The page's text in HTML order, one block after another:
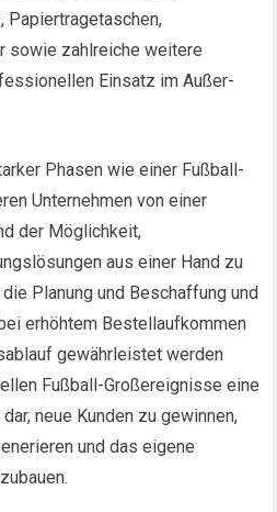
Papiertragetaschen,
sowie zahlreiche weitere
Einsatz im Außer-
Phasen wie einer Fußball-
Unternehmen von einer
der Möglichkeit,
aus einer Hand zu
Planung und Beschaffung und
erhöhtem Bestellaufkommen
gewährleistet werden
Fußball-Großereignisse eine
neue Kunden zu gewinnen,
und das eigene